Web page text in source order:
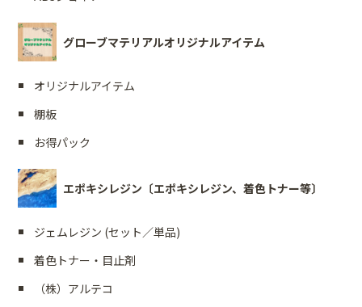
グローブマテリアルオリジナルアイテム
オリジナルアイテム
棚板
お得パック
エポキシレジン〔エポキシレジン、着色トナー等〕
ジェムレジン (セット／単品)
着色トナー・目止剤
（株）アルテコ